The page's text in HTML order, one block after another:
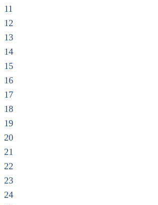
11
12
13
14
15
16
17
18
19
20
21
22
23
24